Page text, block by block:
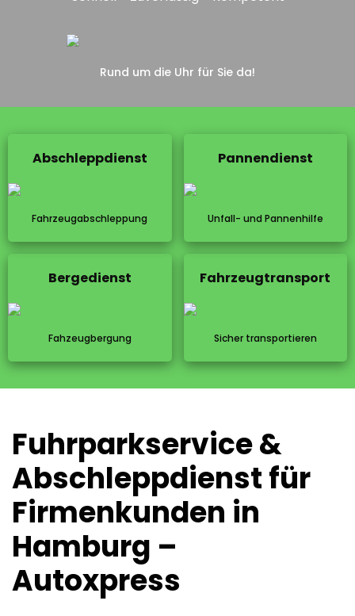
Rund um die Uhr für Sie da!
Abschleppdienst
Fahrzeugabschleppung
Pannendienst
Unfall- und Pannenhilfe
Bergedienst
Fahzeugbergung
Fahrzeugtransport
Sicher transportieren
Fuhrparkservice &
Abschleppdienst für
Firmenkunden in
Hamburg –
Autoxpress